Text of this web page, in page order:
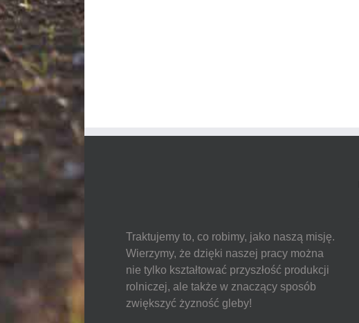
Traktujemy to, co robimy, jako naszą misję.
Wierzymy, że dzięki naszej pracy można
nie tylko kształtować przyszłość produkcji
rolniczej, ale także w znaczący sposób
zwiększyć żyzność gleby!